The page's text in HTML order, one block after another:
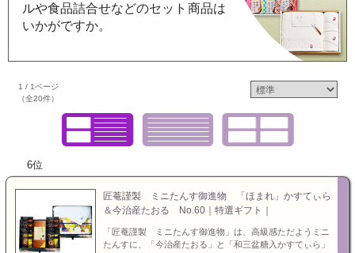
初盆 お返し 40%OFF
カタログ
ランキング
価格で探す
カタログギフト
ルや食品詰合せなどのセット商品は
いかがですか。
1 / 1ページ
（全20件）
6位
匠菴謹製 ミニたんす御進物 「ほまれ」かすてぃら
＆今治産たおる No.60｜特選ギフト｜
「匠菴謹製 ミニたんす御進物」は、高級感ただようミニ
たんすに、「今治産たおる」と「和三盆糖入かすてぃら」